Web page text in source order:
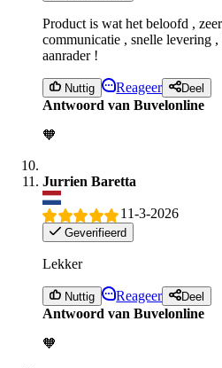
Product is wat het beloofd ,
communicatie , snelle levering
aanrader !
Nuttig Reageer Deel
Antwoord van Buvelonline
🧡
Jurrien Baretta
11-3-2026
Geverifieerd
Lekker
Nuttig Reageer Deel
Antwoord van Buvelonline
🧡